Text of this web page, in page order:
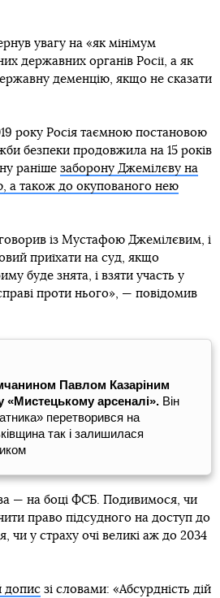
увагу на «як мінімум
державних органів Росії, а як
деменцію, якщо не сказати
року Росія таємною постановою
безпеки продовжила на 15 років
раніше заборону Джемілєву на
а також до окупованого нею
із Мустафою Джемілєвим, і
приїхати на суд, якщо
буде знята, і взяти участь у
проти нього», — повідомив
Павлом Казаріним
«Мистецькому арсеналі». Він
перетворився на
так і залишилася
— на боці ФСБ. Подивимося, чи
право підсудного на доступ до
чи у страху очі великі аж до 2034
допис зі словами: «Абсурдність дій